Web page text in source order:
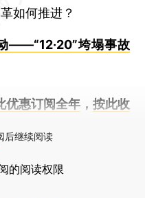
如何推进？
——“12·20”垮塌事故
优惠订阅全年， 按此收
后继续阅读
的阅读权限